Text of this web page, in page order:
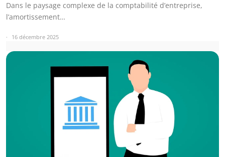
Dans le paysage complexe de la comptabilité d’entreprise,
l’amortissement…
16 décembre 2025